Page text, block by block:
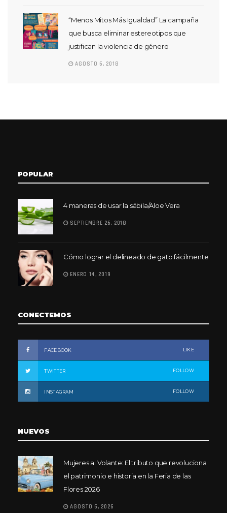
“Menos Mitos Más Igualdad” La campaña
que busca eliminar estereotipos que
justifican la violencia de género
AGOSTO 6, 2018
POPULAR
4 maneras de usar la sábila/Aloe Vera
SEPTIEMBRE 26, 2018
Cómo lograr el delineado de gato fácilmente
ENERO 14, 2019
CONECTEMOS
FACEBOOK LIKE
TWITTER FOLLOW
INSTAGRAM FOLLOW
NUEVOS
Mujeres al Volante: El tributo que revoluciona
el patrimonio e historia en la Feria de las
Flores 2026
AGOSTO 6, 2026